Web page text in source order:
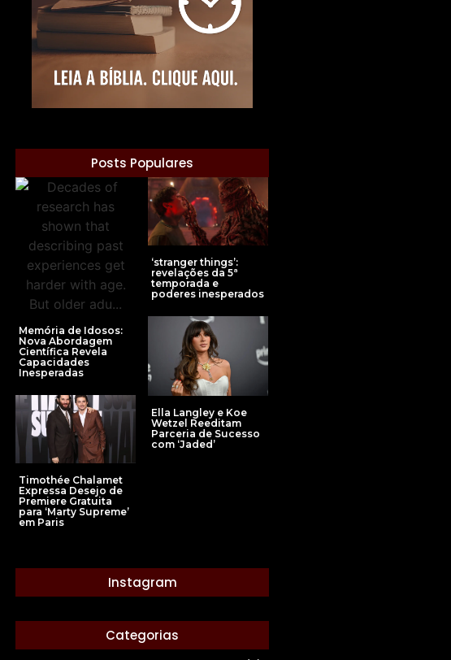
Posts Populares
Memória de Idosos:
Nova Abordagem
Científica Revela
Capacidades
Inesperadas
‘stranger things’:
revelações da 5ª
temporada e
poderes inesperados
Ella Langley e Koe
Wetzel Reeditam
Parceria de Sucesso
com ‘Jaded’
Timothée Chalamet
Expressa Desejo de
Premiere Gratuita
para ‘Marty Supreme’
em Paris
Instagram
Categorias